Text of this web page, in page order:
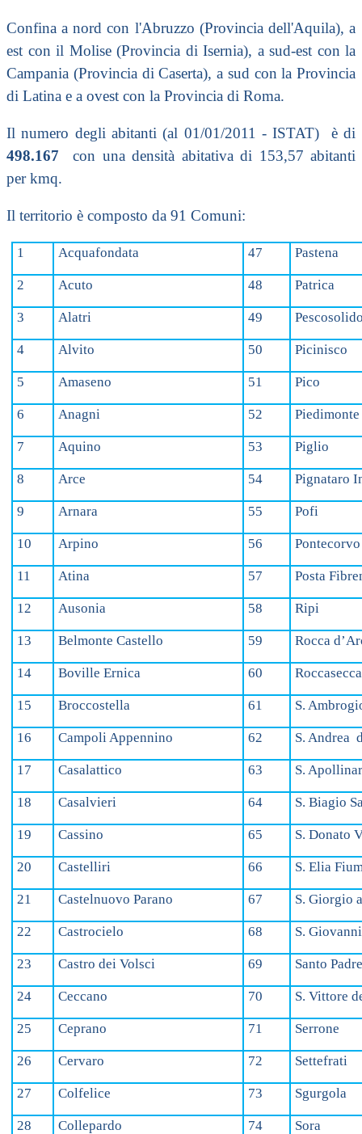
Confina a nord con l'Abruzzo (Provincia dell'Aquila), a
est con il Molise (Provincia di Isernia), a sud-est con la
Campania (Provincia di Caserta), a sud con la Provincia
di Latina e a ovest con la Provincia di Roma.
Il numero degli abitanti (al 01/01/2011 - ISTAT) è di
498.167
con una densità abitativa di 153,57 abitanti
per kmq.
Il territorio è composto da 91 Comuni:
1 Acquafondata 47 Pastena
2 Acuto 48 Patrica
3 Alatri 49
4 Alvito 50 Picinisco
5 Amaseno 51 Pico
6 Anagni 52 Piedimonte
7 Aquino 53 Piglio
8 Arce 54 Pignataro
9 Arnara 55 Pofi
10 Arpino 56 Pontecorvo
11 Atina 57 Posta
12 Ausonia 58 Ripi
13 Belmonte Castello 59 Rocca
14 Boville Ernica 60 Roccasecca
15 Broccostella 61 S.
16 Campoli Appennino 62 S. Andrea
17 Casalattico 63 S.
18 Casalvieri 64 S. Biagio
19 Cassino 65 S. Donato
20 Castelliri 66 S. Elia
21 Castelnuovo Parano 67 S. Giorgio
22 Castrocielo 68 S.
23 Castro dei Volsci 69 Santo
24 Ceccano 70 S. Vittore
25 Ceprano 71 Serrone
26 Cervaro 72 Settefrati
27 Colfelice 73 Sgurgola
28 Collepardo 74 Sora